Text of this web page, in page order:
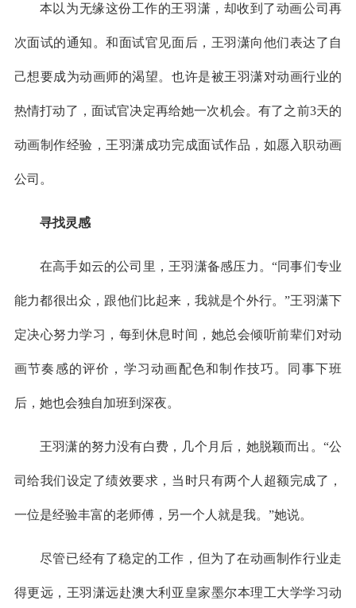
本以为无缘这份工作的王羽潇，却收到了动画公司再
次面试的通知。和面试官见面后，王羽潇向他们表达了自
己想要成为动画师的渴望。也许是被王羽潇对动画行业的
热情打动了，面试官决定再给她一次机会。有了之前3天的
动画制作经验，王羽潇成功完成面试作品，如愿入职动画
公司。
寻找灵感
在高手如云的公司里，王羽潇备感压力。“同事们专业
能力都很出众，跟他们比起来，我就是个外行。”王羽潇下
定决心努力学习，每到休息时间，她总会倾听前辈们对动
画节奏感的评价，学习动画配色和制作技巧。同事下班
后，她也会独自加班到深夜。
王羽潇的努力没有白费，几个月后，她脱颖而出。“公
司给我们设定了绩效要求，当时只有两个人超额完成了，
一位是经验丰富的老师傅，另一个人就是我。”她说。
尽管已经有了稳定的工作，但为了在动画制作行业走
得更远，王羽潇远赴澳大利亚皇家墨尔本理工大学学习动